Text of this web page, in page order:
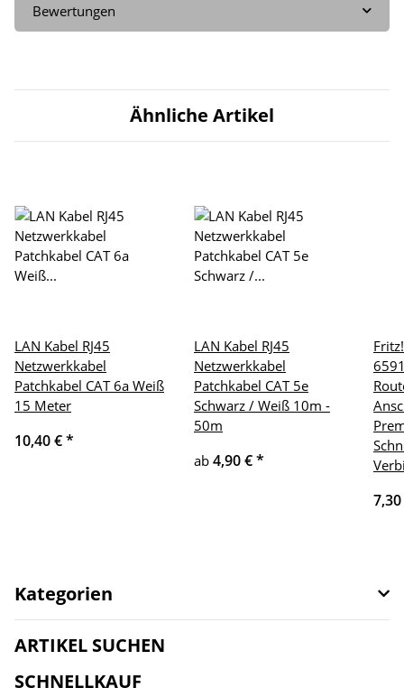
Bewertungen
Ähnliche Artikel
LAN Kabel RJ45
Netzwerkkabel
Patchkabel CAT 6a Weiß
15 Meter
10,40 €*
LAN Kabel RJ45
Netzwerkkabel
Patchkabel CAT 5e
Schwarz / Weiß 10m -
50m
ab 4,90 €*
Kategorien
ARTIKEL SUCHEN
SCHNELLKAUF